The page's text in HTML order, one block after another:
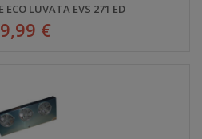
ECO LUVATA EVS 271 ED
€